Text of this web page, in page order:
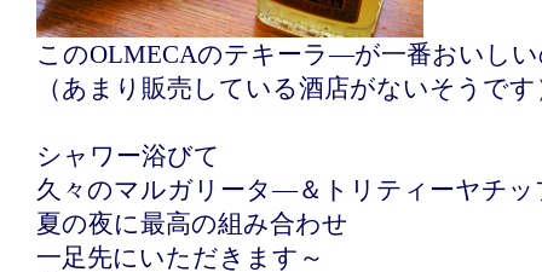
このOLMECAのテキーラ―が一番おいし
（あまり販売している酒店がないそうです
シャワー浴びて
久々のマルガリータ―＆トリティーヤチッ
夏の夜に最高の組み合わせ
一足先にいただきます～